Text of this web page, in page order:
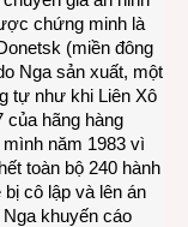
chứng minh là
(miền đông
Nga sản xuất, một
tự như khi Liên Xô
của hãng hàng
năm 1983 vì
toàn bộ 240 hành
cô lập và lên án
khuyến cáo